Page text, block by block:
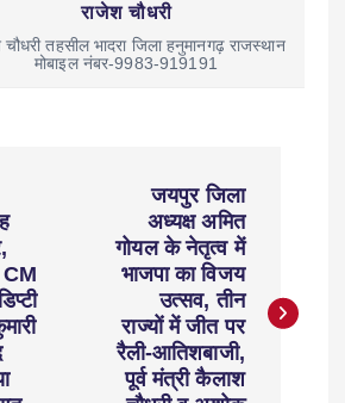
राजेश चौधरी
तहसील भादरा जिला हनुमानगढ़ राजस्थान
मोबाइल नंबर-9983-919191
CM
जयपुर जिला
अध्यक्ष अमित
गोयल के नेतृत्व में
भाजपा का विजय
उत्सव, तीन
राज्यों में जीत पर
रैली-आतिशबाजी,
पूर्व मंत्री कैलाश